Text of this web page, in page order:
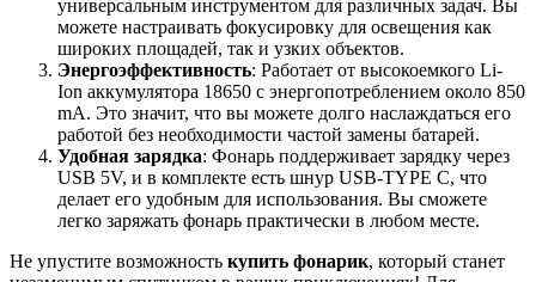
универсальным инструментом для различных задач. Вы
можете настраивать фокусировку для освещения как
широких площадей, так и узких объектов.
Энергоэффективность: Работает от высокоемкого Li-
Ion аккумулятора 18650 с энергопотреблением около 850
mA. Это значит, что вы можете долго наслаждаться его
работой без необходимости частой замены батарей.
Удобная зарядка: Фонарь поддерживает зарядку через
USB 5V, и в комплекте есть шнур USB-TYPE C, что
делает его удобным для использования. Вы сможете
легко заряжать фонарь практически в любом месте.
Не упустите возможность купить фонарик, который станет